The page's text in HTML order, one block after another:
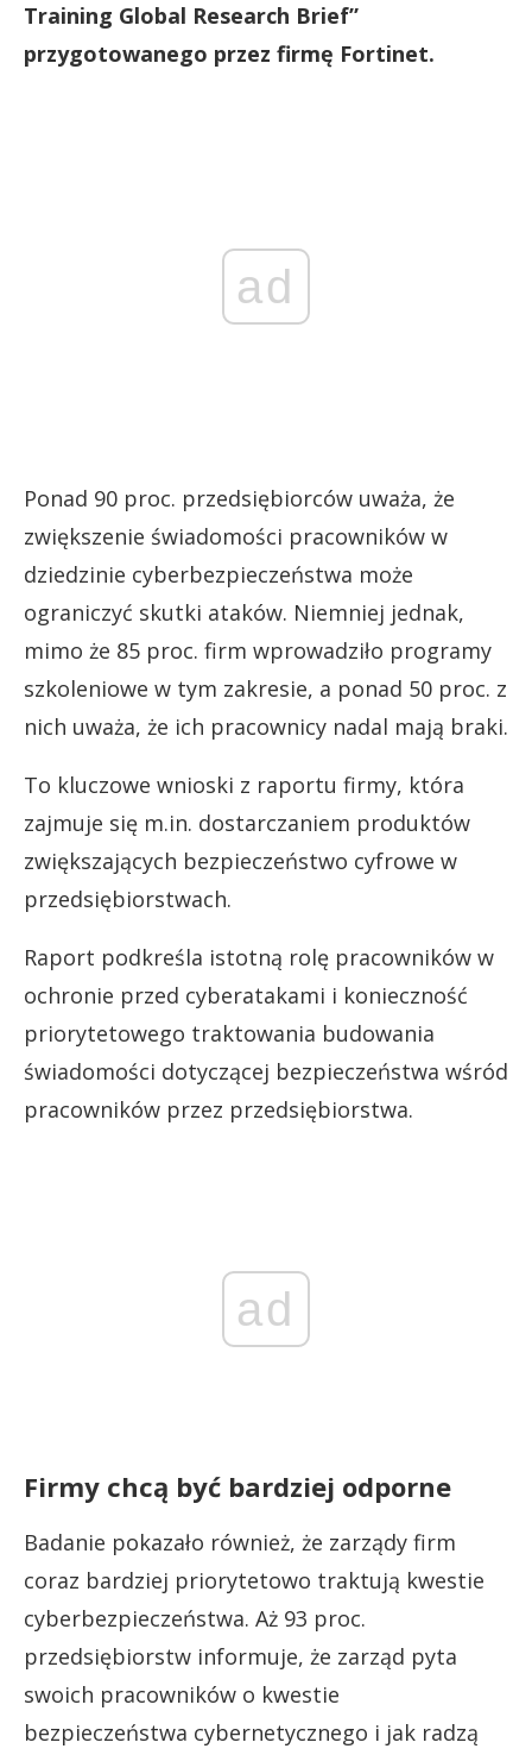
Training Global Research Brief”
przygotowanego przez firmę Fortinet.
ad
Ponad 90 proc. przedsiębiorców uważa, że
zwiększenie świadomości pracowników w
dziedzinie cyberbezpieczeństwa może
ograniczyć skutki ataków. Niemniej jednak,
mimo że 85 proc. firm wprowadziło programy
szkoleniowe w tym zakresie, a ponad 50 proc. z
nich uważa, że ich pracownicy nadal mają braki.
To kluczowe wnioski z raportu firmy, która
zajmuje się m.in. dostarczaniem produktów
zwiększających bezpieczeństwo cyfrowe w
przedsiębiorstwach.
Raport podkreśla istotną rolę pracowników w
ochronie przed cyberatakami i konieczność
priorytetowego traktowania budowania
świadomości dotyczącej bezpieczeństwa wśród
pracowników przez przedsiębiorstwa.
ad
Firmy chcą być bardziej odporne
Badanie pokazało również, że zarządy firm
coraz bardziej priorytetowo traktują kwestie
cyberbezpieczeństwa. Aż 93 proc.
przedsiębiorstw informuje, że zarząd pyta
swoich pracowników o kwestie
bezpieczeństwa cybernetycznego i jak radzą